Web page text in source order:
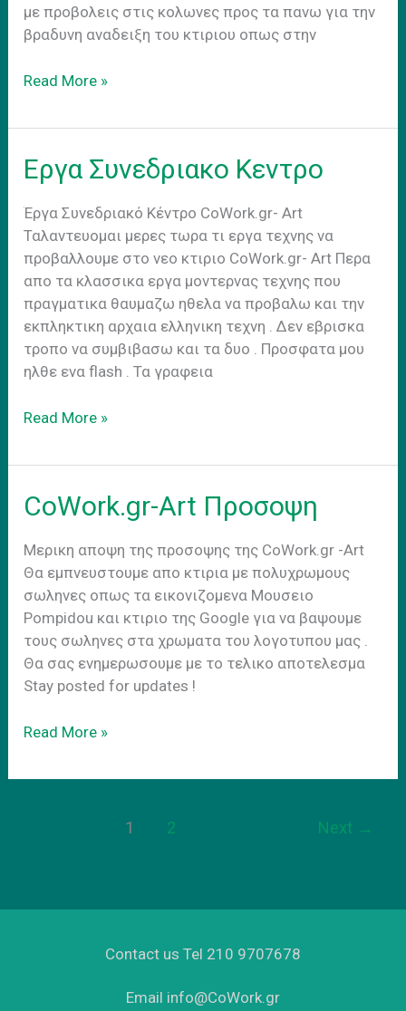
με προβολεις στις κολωνες προς τα πανω για την
βραδυνη αναδειξη του κτιριου οπως στην
CoWork.gr
εξωτερικα
Read More »
Εργα Συνεδριακο Κεντρο
Έργα Συνεδριακό Κέντρο CoWork.gr- Art
Ταλαντευομαι μερες τωρα τι εργα τεχνης να
προβαλλουμε στο νεο κτιριο CoWork.gr- Art Περα
απο τα κλασσικα εργα μοντερνας τεχνης που
πραγματικα θαυμαζω ηθελα να προβαλω και την
εκπληκτικη αρχαια ελληνικη τεχνη . Δεν εβρισκα
τροπο να συμβιβασω και τα δυο . Προσφατα μου
ηλθε ενα flash . Τα γραφεια
Εργα
Κεντρο
Read More »
CoWork.gr-Art Προσοψη
Μερικη αποψη της προσοψης της CoWork.gr -Art
Θα εμπνευστουμε απο κτιρια με πολυχρωμους
σωληνες οπως τα εικονιζομενα Μουσειο
Pompidou και κτιριο της Google για να βαψουμε
τους σωληνες στα χρωματα του λογοτυπου μας .
Θα σας ενημερωσουμε με το τελικο αποτελεσμα
Stay posted for updates !
CoWork.gr-
Προσοψη
Read More »
1 2 Next →
Contact us Tel 210 9707678
Email info@CoWork.gr